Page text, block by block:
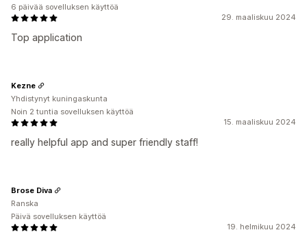
29. maaliskuu 2024
Top application
6 päivää sovelluksen käyttöä
15. maaliskuu 2024
really helpful app and super friendly staff!
Kezne
Yhdistynyt kuningaskunta
Noin 2 tuntia sovelluksen käyttöä
19. helmikuu 2024
Brose Diva
Ranska
Päivä sovelluksen käyttöä